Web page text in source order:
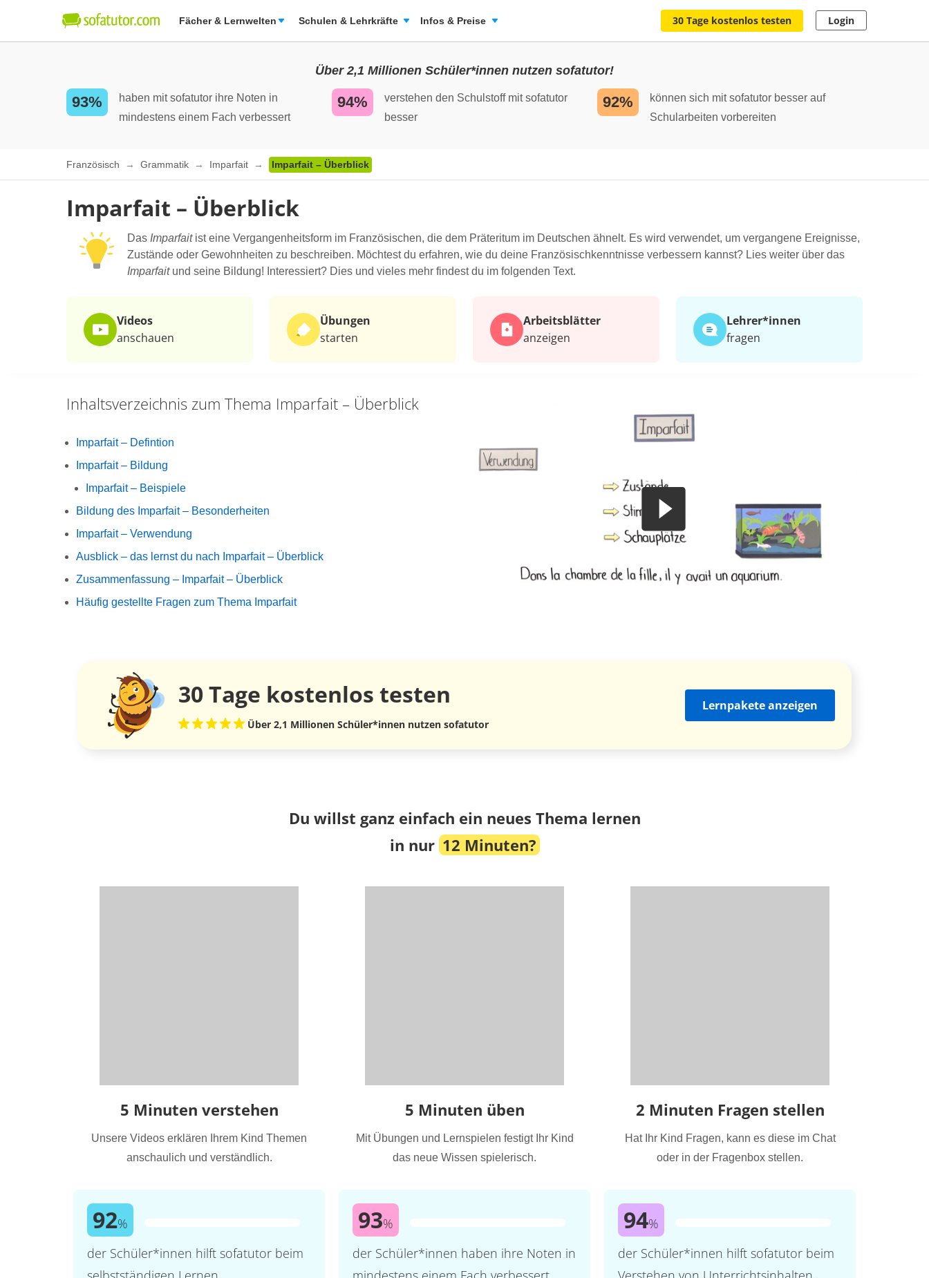
Fächer & Lernwelten Schulen & Lehrkräfte Infos & Preise 30 Tage kostenlos testen Login
Über 2,1 Millionen Schüler*innen nutzen sofatutor!
93%
haben mit sofatutor ihre Noten in
mindestens einem Fach verbessert
94%
verstehen den Schulstoff mit sofatutor
besser
92%
können sich mit sofatutor besser auf
Schularbeiten vorbereiten
Französisch Grammatik Imparfait Imparfait – Überblick
Imparfait – Überblick
Das Imparfaitist eine Vergangenheitsform im Französischen, die dem Präteritum im Deutschen ähnelt. Es wird verwendet, um vergangene Ereignisse,
Zustände oder Gewohnheiten zu beschreiben. Möchtest du erfahren, wie du deine Französischkenntnisse verbessern kannst? Lies weiter über das
Imparfaitund seine Bildung! Interessiert? Dies und vieles mehr findest du im folgenden Text.
Videos
anschauen
Übungen
starten
Arbeits­blätter
anzeigen
Lehrer*​innen
fragen
Inhaltsverzeichnis zum Thema Imparfait – Überblick
Imparfait – Defintion
Imparfait – Bildung
Imparfait – Beispiele
Bildung des Imparfait – Besonderheiten
Imparfait – Verwendung
Ausblick – das lernst du nach Imparfait – Überblick
Zusammenfassung – Imparfait – Überblick
Häufig gestellte Fragen zum Thema Imparfait
30 Tage kostenlos testen
Über 2,1 Millionen Schüler*innen nutzen sofatutor
Lernpakete anzeigen
Du willst ganz einfach ein neues Thema lernen
in nur 12 Minuten?
5 Minuten verstehen
Unsere Videos erklären Ihrem Kind Themen
anschaulich und verständlich.
92%
der Schüler*innen hilft sofatutor beim
5 Minuten üben
Mit Übungen und Lernspielen festigt Ihr Kind
das neue Wissen spielerisch.
93%
der Schüler*innen haben ihre Noten in
2 Minuten Fragen stellen
Hat Ihr Kind Fragen, kann es diese im Chat
oder in der Fragenbox stellen.
94%
der Schüler*innen hilft sofatutor beim